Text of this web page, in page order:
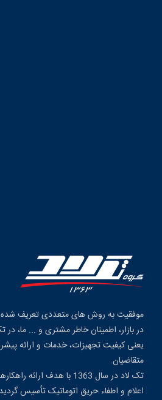
موفقیت به روش های متعددی تعریف شده
در بازار، اطمینان خاطر مشتری و ... ما، در
یعنی کیفیت تجهیزات، خدمات و ارائه
متقاضیان.
تک لاد در سال 1363 با هدف
اعلام و اطفاء حریق اتوماتیک تأسیس